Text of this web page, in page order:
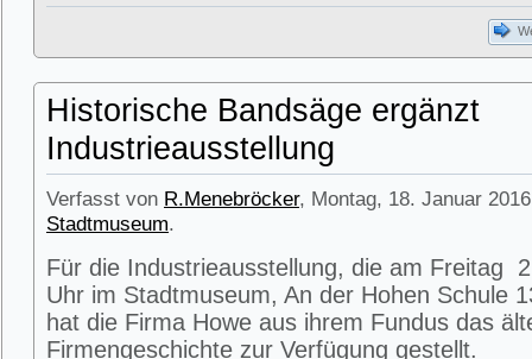
Historische Bandsäge ergänzt
Industrieausstellung
Verfasst von R.Menebröcker, Montag, 18. Januar
Stadtmuseum.
Für die Industrieausstellung, die am Freitag
Uhr im Stadtmuseum, An der Hohen Schule
hat die Firma Howe aus ihrem Fundus das
Firmengeschichte zur Verfügung gestellt.